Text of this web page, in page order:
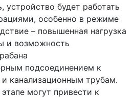
устройство будет работать
особенно в режиме
– повышенная нагрузка
и возможность
подсоединением к
канализационным трубам.
могут привести к